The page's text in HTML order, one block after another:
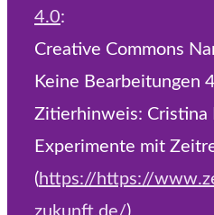
4.0:
Creative Commons
Keine Bearbeitungen
Zitierhinweis: Cristina
Experimente mit
(https://https://
zukunft.de/)